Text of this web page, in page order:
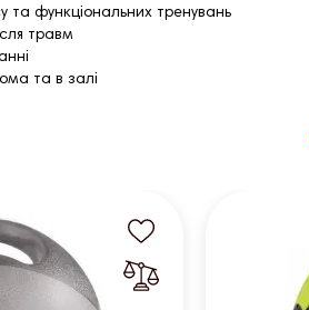
та функціональних тренувань
травм
та в залі